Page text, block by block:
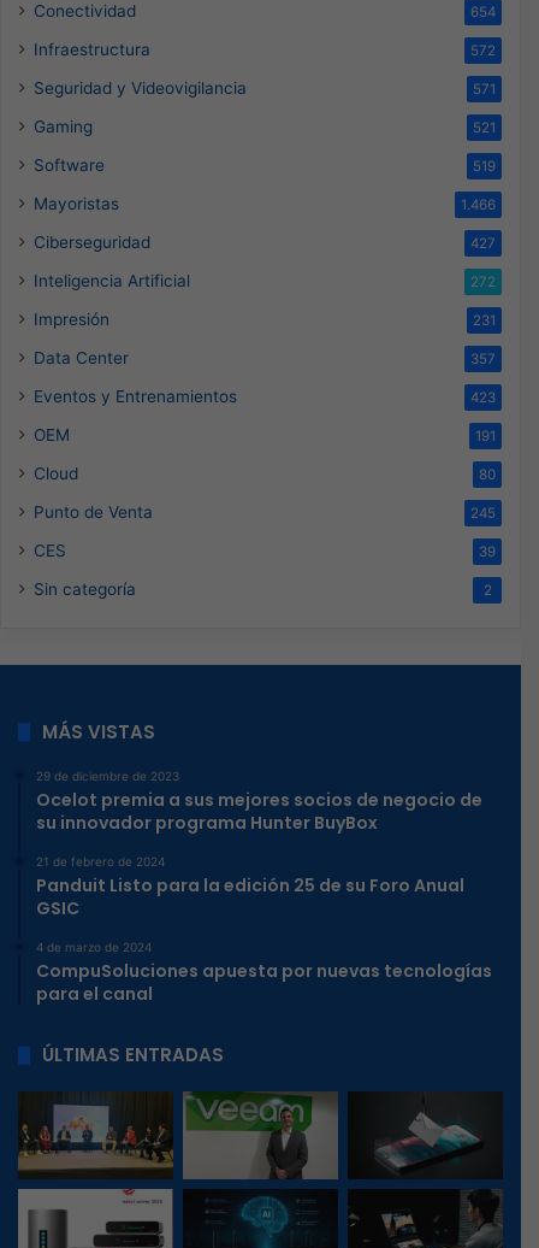
Conectividad 654
Infraestructura 572
Seguridad y Videovigilancia 571
Gaming 521
Software 519
Mayoristas 1.466
Ciberseguridad 427
Inteligencia Artificial 272
Impresión 231
Data Center 357
Eventos y Entrenamientos 423
OEM 191
Cloud 80
Punto de Venta 245
CES 39
Sin categoría 2
MÁS VISTAS
29 de diciembre de 2023
Ocelot premia a sus mejores socios de negocio de
su innovador programa Hunter BuyBox
21 de febrero de 2024
Panduit Listo para la edición 25 de su Foro Anual
GSIC
4 de marzo de 2024
CompuSoluciones apuesta por nuevas tecnologías
para el canal
ÚLTIMAS ENTRADAS